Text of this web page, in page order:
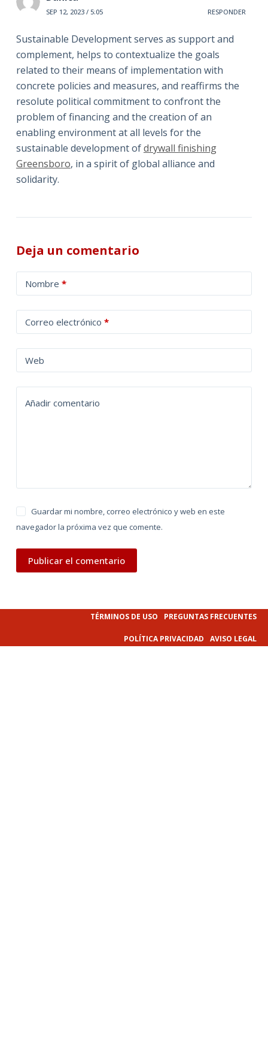
SEP 12, 2023 / 5:05 RESPONDER
Sustainable Development serves as support and
complement, helps to contextualize the goals
related to their means of implementation with
concrete policies and measures, and reaffirms the
resolute political commitment to confront the
problem of financing and the creation of an
enabling environment at all levels for the
sustainable development ofdrywall finishing
Greensboro, in a spirit of global alliance and
solidarity.
Deja un comentario
Nombre *
Correo electrónico *
Web
Añadir comentario
Guardar mi nombre, correo electrónico y web en este
navegador la próxima vez que comente.
Publicar el comentario
l
t
a
t
TÉRMINOS DE USO PREGUNTAS FRECUENTES
POLÍTICA PRIVACIDAD AVISO LEGAL